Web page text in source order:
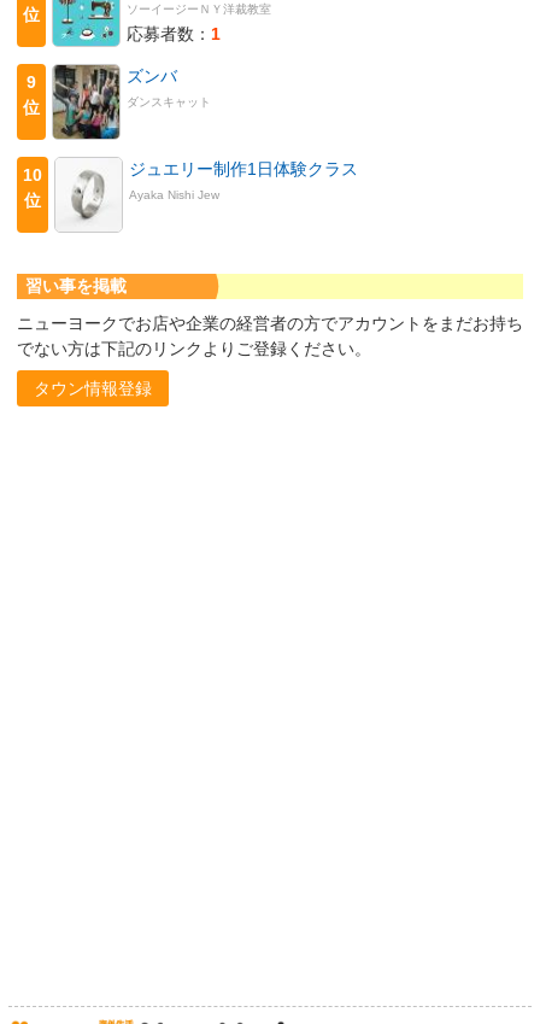
位
ソーイージーＮＹ洋裁教室
応募者数： 1
9
位
ズンバ
ダンスキャット
10
位
ジュエリー制作1日体験クラス
Ayaka Nishi Jew
習い事を掲載
ニューヨークでお店や企業の経営者の方でアカウントをまだお持ち
でない方は下記のリンクよりご登録ください。
タウン情報登録